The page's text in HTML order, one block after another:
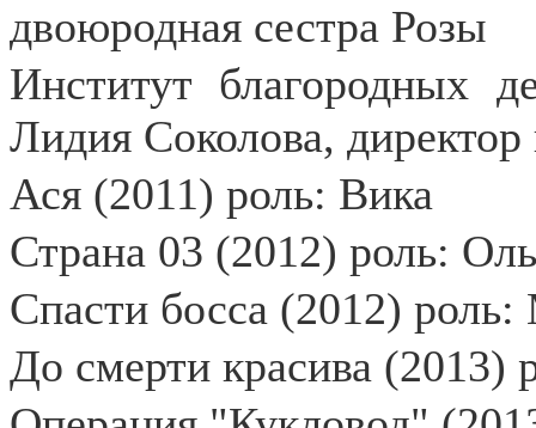
двоюродная сестра Розы
Институт благородных
Лидия Соколова, директор
Ася (2011) роль: Вика
Страна 03 (2012) роль:
Спасти босса (2012)
До смерти красива (2013)